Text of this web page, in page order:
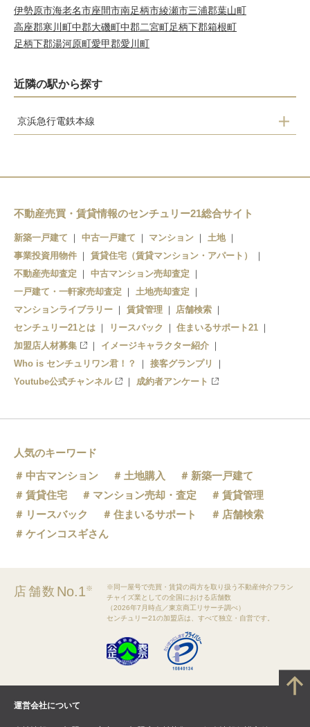
伊勢原市海老名市座間市南足柄市綾瀬市三浦郡葉山町
高座郡寒川町中郡大磯町中郡二宮町足柄下郡箱根町
足柄下郡湯河原町愛甲郡愛川町
近隣の駅から探す
京浜急行電鉄本線
浦賀
不動産売買・賃貸情報のセンチュリー21総合サイト
新築一戸建て 中古一戸建て マンション
土地
事業投資用物件
賃貸住宅（賃貸マンション・アパート）
不動産売却査定
中古マンション売却査定
一戸建て・一軒家売却査定
土地売却査定
マンションライブラリー
賃貸管理
店舗検索
センチュリー21とは
リースバック
住まいるサポート21
加盟店人材募集
イメージキャラクター紹介
Who is センチュリワン君！？
接客グランプリ
Youtube公式チャンネル
成約者アンケート
人気のキーワード
中古マンション
土地購入
新築一戸建て
賃貸住宅
マンション売却・査定
賃貸管理
リースバック
住まいるサポート
店舗検索
ケインコスギさん
店舗数 No.1※
※同一屋号で売買・賃貸の両方を取り扱う不動産仲介フラン
チャイズ業としての全国における店舗数
（2026年7月時点／東京商工リサーチ調べ）
センチュリー21の加盟店は、すべて独立・自営です。
運営会社について